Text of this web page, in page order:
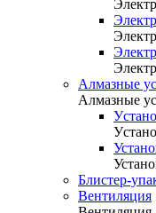
Алмазные
Алмазные
Блистер-
Вентиляция